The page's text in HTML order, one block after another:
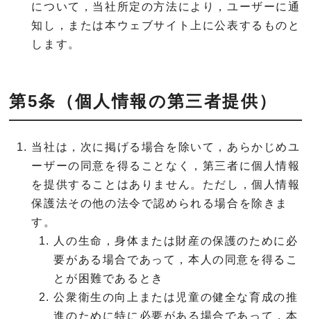
について，当社所定の方法により，ユーザーに通
知し，または本ウェブサイト上に公表するものと
します。
第5条（個人情報の第三者提供）
当社は，次に掲げる場合を除いて，あらかじめユ
ーザーの同意を得ることなく，第三者に個人情報
を提供することはありません。ただし，個人情報
保護法その他の法令で認められる場合を除きま
す。
人の生命，身体または財産の保護のために必
要がある場合であって，本人の同意を得るこ
とが困難であるとき
公衆衛生の向上または児童の健全な育成の推
進のために特に必要がある場合であって，本